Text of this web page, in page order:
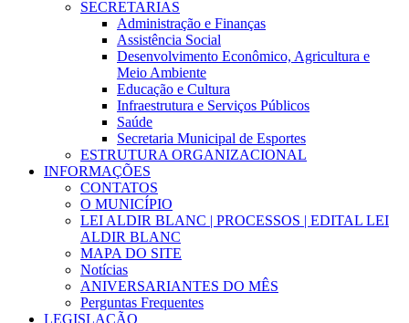
SECRETARIAS
Administração e Finanças
Assistência Social
Desenvolvimento Econômico, Agricultura e
Meio Ambiente
Educação e Cultura
Infraestrutura e Serviços Públicos
Saúde
Secretaria Municipal de Esportes
ESTRUTURA ORGANIZACIONAL
INFORMAÇÕES
CONTATOS
O MUNICÍPIO
LEI ALDIR BLANC | PROCESSOS | EDITAL LEI
ALDIR BLANC
MAPA DO SITE
Notícias
ANIVERSARIANTES DO MÊS
Perguntas Frequentes
LEGISLAÇÃO